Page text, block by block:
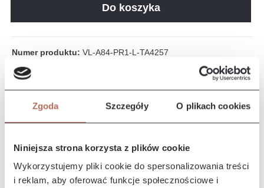
Zgoda Szczegóły O plikach cookies
Niniejsza strona korzysta z plików cookie
Wykorzystujemy pliki cookie do spersonalizowania treści
i reklam, aby oferować funkcje społecznościowe i
Do koszyka
Numer produktu: VL-A84-PR1-L-TA4257
ze względu na różne typy ekranów i ich kalibrację.
Opis i wymiary